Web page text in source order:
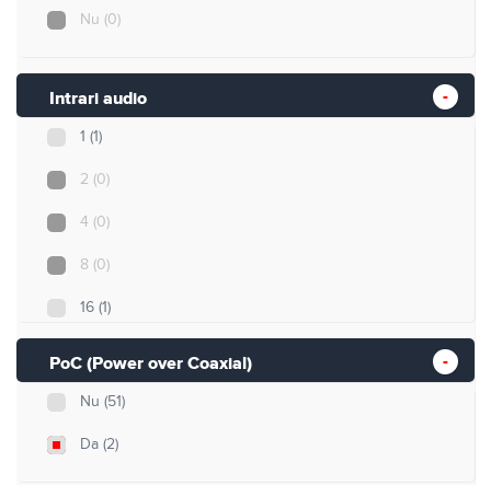
8
Nu (0)
Intrari audio
1 (1)
2 (0)
4 (0)
8 (0)
16 (1)
PoC (Power over Coaxial)
Nu (51)
Da (2)